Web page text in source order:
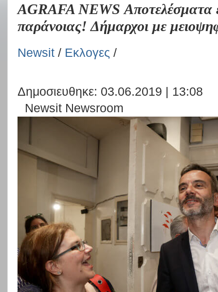
AGRAFA NEWS Αποτελέσματα
παράνοιας! Δήμαρχοι με
Newsit / Εκλογες /
Δημοσιευθηκε: 03.06.2019 | 13:08
Newsit Newsroom